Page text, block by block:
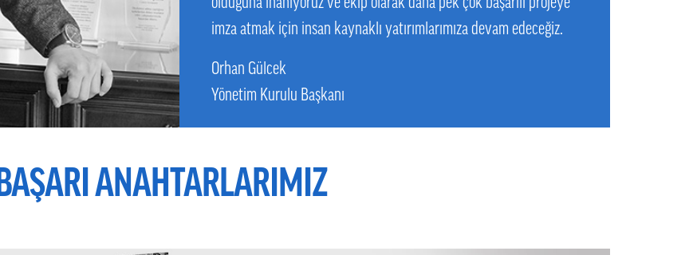
imza atmak için insan kaynaklı yatırımlarımıza devam edeceğiz.
Orhan Gülcek
Yönetim Kurulu Başkanı
BAŞARI ANAHTARLARIMIZ